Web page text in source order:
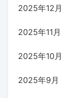
2025年12月
2025年11月
2025年10月
2025年9月